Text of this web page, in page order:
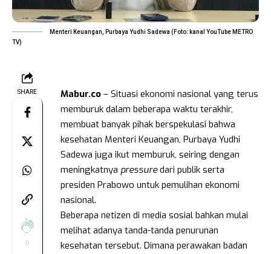
Menteri Keuangan, Purbaya Yudhi Sadewa (Foto: kanal YouTube METRO
TV)
SHARE
0
Mabur.co – Situasi ekonomi nasional yang terus
memburuk dalam beberapa waktu terakhir,
membuat banyak pihak berspekulasi bahwa
kesehatan Menteri Keuangan, Purbaya Yudhi
Sadewa juga ikut memburuk, seiring dengan
meningkatnya pressuredari publik serta
presiden Prabowo untuk pemulihan ekonomi
nasional.
Beberapa netizen di media sosial bahkan mulai
melihat adanya tanda-tanda penurunan
kesehatan tersebut. Dimana perawakan badan